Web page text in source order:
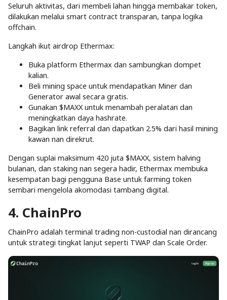
Seluruh aktivitas, dari membeli lahan hingga membakar token,
dilakukan melalui smart contract transparan, tanpa logika
offchain.
Langkah ikut airdrop Ethermax:
Buka platform Ethermax dan sambungkan dompet
kalian.
Beli mining space untuk mendapatkan Miner dan
Generator awal secara gratis.
Gunakan $MAXX untuk menambah peralatan dan
meningkatkan daya hashrate.
Bagikan link referral dan dapatkan 2.5% dari hasil mining
kawan nan direkrut.
Dengan suplai maksimum 420 juta $MAXX, sistem halving
bulanan, dan staking nan segera hadir, Ethermax membuka
kesempatan bagi pengguna Base untuk farming token
sembari mengelola akomodasi tambang digital.
4. ChainPro
ChainPro adalah terminal trading non-custodial nan dirancang
untuk strategi tingkat lanjut seperti TWAP dan Scale Order.